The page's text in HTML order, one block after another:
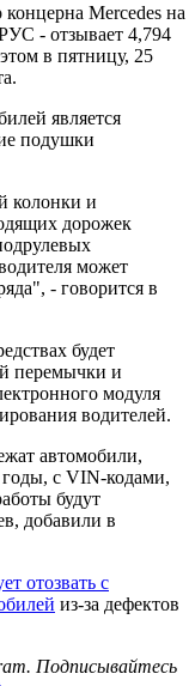
Mercedes на
- отзывает 4,794
в пятницу, 25
является
подушки
колонки и
дорожек
может
- говорится в
будет
перемычки и
модуля
водителей.
автомобили,
с VIN-кодами,
будут
добавили в
отозвать с
из-за дефектов
Подписывайтесь